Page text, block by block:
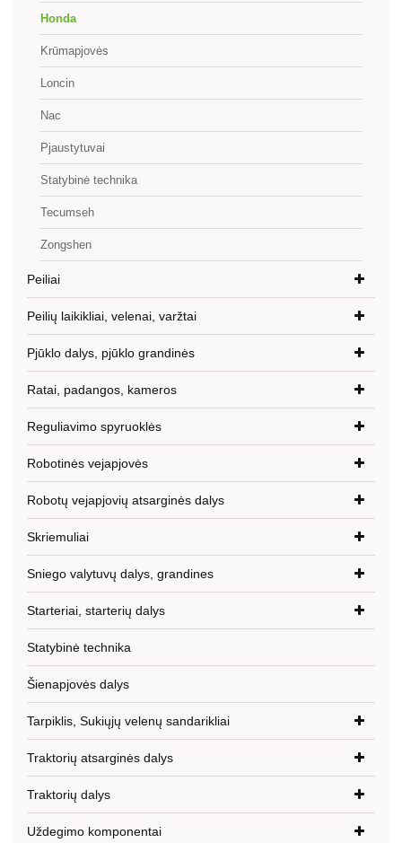
Honda
Krūmapjovės
Loncin
Nac
Pjaustytuvai
Statybinė technika
Tecumseh
Zongshen
Peiliai
Peilių laikikliai, velenai, varžtai
Pjūklo dalys, pjūklo grandinės
Ratai, padangos, kameros
Reguliavimo spyruoklės
Robotinės vejapjovės
Robotų vejapjovių atsarginės dalys
Skriemuliai
Sniego valytuvų dalys, grandines
Starteriai, starterių dalys
Statybinė technika
Šienapjovės dalys
Tarpiklis, Sukiųjų velenų sandarikliai
Traktorių atsarginės dalys
Traktorių dalys
Uždegimo komponentai